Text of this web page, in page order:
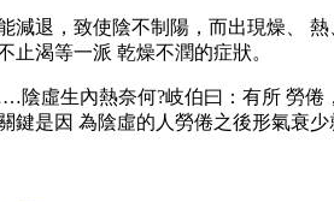
，致使陰不制陽，而出現燥、
渴等一派 乾燥不潤的症狀。
生內熱奈何?岐伯曰：有所 勞倦
是因 為陰虛的人勞倦之後形氣衰